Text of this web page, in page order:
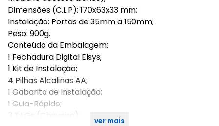
Dimensões (C.L.P): 170x63x33 mm;
Instalação: Portas de 35mm a 150mm;
Peso: 900g.
Conteúdo da Embalagem:
1 Fechadura Digital Elsys;
1 Kit de Instalação;
4 Pilhas Alcalinas AA;
1 Gabarito de Instalação;
1 Guia-Rápido;
3 TAGs (Chaveiro);
ver mais